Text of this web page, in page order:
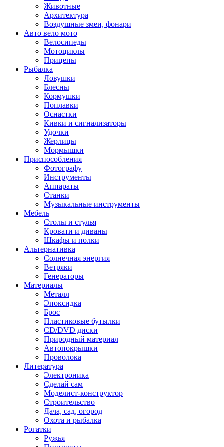
Животные
Архитектура
Воздушные змеи, фонари
Авто вело мото
Велосипеды
Мотоциклы
Прицепы
Рыбалка
Ловушки
Блесны
Кормушки
Поплавки
Оснастки
Кивки и сигнализаторы
Удочки
Жерлицы
Мормышки
Приспособления
Фотографу
Инструменты
Аппараты
Станки
Музыкальные инструменты
Мебель
Столы и стулья
Кровати и диваны
Шкафы и полки
Альтернативка
Солнечная энергия
Ветряки
Генераторы
Материалы
Металл
Эпоксидка
Брос
Пластиковые бутылки
CD/DVD диски
Природный материал
Автопокрышки
Проволока
Литература
Электроника
Сделай сам
Моделист-конструктор
Строительство
Дача, сад, огород
Охота и рыбалка
Рогатки
Ружья